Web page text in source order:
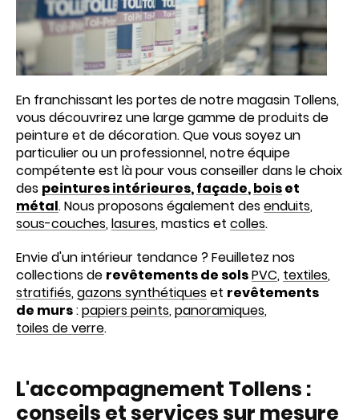
En franchissant les portes de notre magasin Tollens,
vous découvrirez une large gamme de produits de
peinture et de décoration. Que vous soyez un
particulier ou un professionnel, notre équipe
compétente est là pour vous conseiller dans le choix
des peintures intérieures,façade,boiset
métal. Nous proposons également desenduits,
sous-couches,lasures, mastics et colles.
Envie d'un intérieur tendance ? Feuilletez nos
collections de revêtements de solsPVC, textiles,
stratifiés,gazons synthétiqueset revêtements
de murs:papiers peints,panoramiques,
toiles de verre.
L'accompagnement Tollens :
conseils et services sur mesure